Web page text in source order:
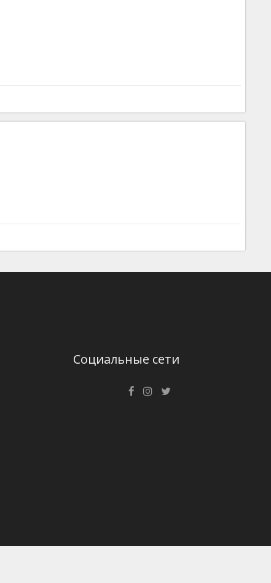
Социальные сети